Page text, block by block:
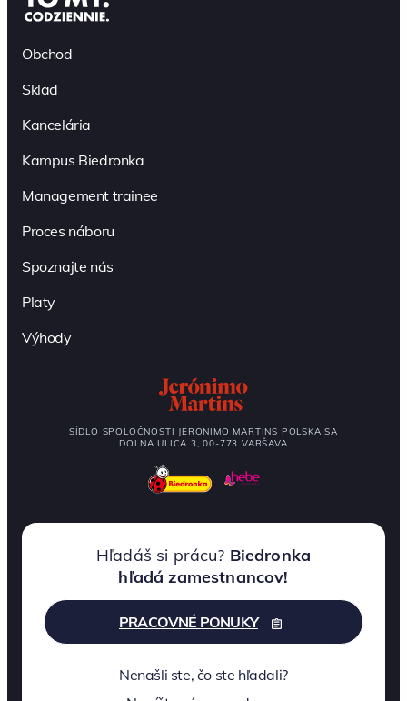
Obchod
Sklad
Kancelária
Kampus Biedronka
Management trainee
Proces náboru
Spoznajte nás
Platy
Výhody
SÍDLO SPOLOČNOSTI JERONIMO MARTINS POLSKA SA
DOLNA ULICA 3, 00-773 VARŠAVA
Hľadáš si prácu? Biedronka
hľadá zamestnancov!
PRACOVNÉ PONUKY
Nenašli ste, čo ste hľadali?